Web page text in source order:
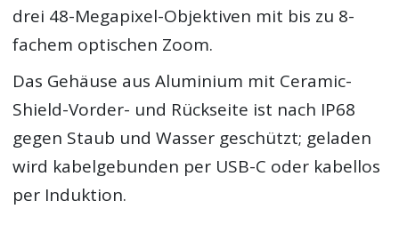
drei 48-Megapixel-Objektiven mit bis zu 8-
fachem optischen Zoom.
Das Gehäuse aus Aluminium mit Ceramic-
Shield-Vorder- und Rückseite ist nach IP68
gegen Staub und Wasser geschützt; geladen
wird kabelgebunden per USB-C oder kabellos
per Induktion.